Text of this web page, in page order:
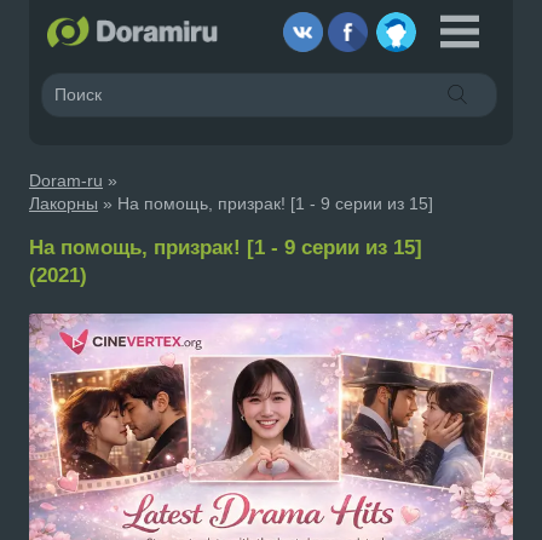
Doram-ru »
Лакорны » На помощь, призрак! [1 - 9 серии из 15]
На помощь, призрак! [1 - 9 серии из 15]
(2021)